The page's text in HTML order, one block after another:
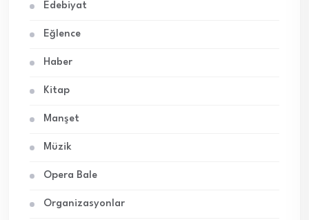
Edebiyat
Eğlence
Haber
Kitap
Manşet
Müzik
Opera Bale
Organizasyonlar